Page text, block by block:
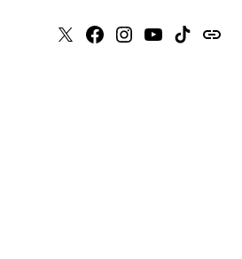
X Faceboook
Instagram
YoutubeTiktokissuu